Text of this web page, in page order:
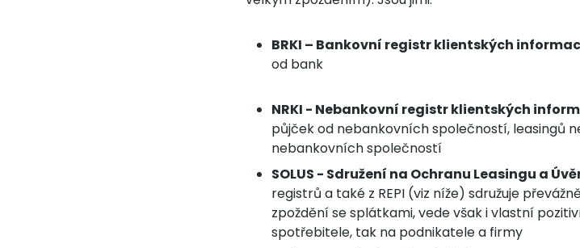
BRKI – Bankovní registr klientských
od bank
NRKI - Nebankovní registr klientských
půjček od nebankovních společností, leasingů
nebankovních společností
SOLUS - Sdružení na Ochranu Leasingu a
registrů a také z REPI (viz níže) sdružuje
zpoždění se splátkami, vede však i vlastní
spotřebitele, tak na podnikatele a firmy